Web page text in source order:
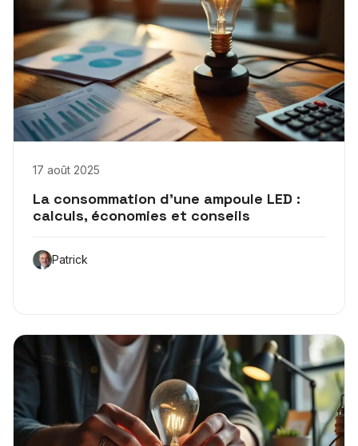
17 août 2025
La consommation d’une ampoule LED :
calculs, économies et conseils
Patrick